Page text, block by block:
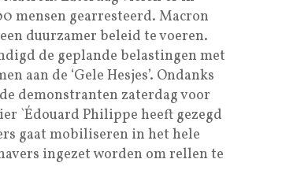
mensen gearresteerd. Macron
duurzamer beleid te voeren.
de geplande belastingen met
aan de ‘Gele Hesjes’. Ondanks
demonstranten zaterdag voor
`Édouard Philippe heeft gezegd
gaat mobiliseren in het hele
ingezet worden om rellen te